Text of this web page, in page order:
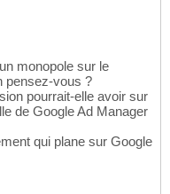
monopole sur le
pensez-vous ?
pourrait-elle avoir sur
de Google Ad Manager
qui plane sur Google